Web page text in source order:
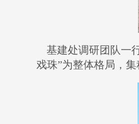
基建处调研团队一
戏珠”为整体格局，